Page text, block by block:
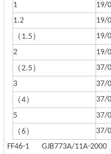
1
19/
1.2
19/
（ 1.5）
19/
2
19/
（2.5）
37/
3
37/
（4）
37/
5
37/
（6）
37/
FF46-1 GJB773A/11A-2000